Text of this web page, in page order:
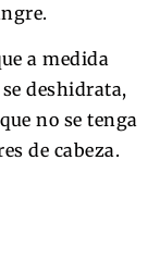
a medida
deshidrata,
no se tenga
de cabeza.